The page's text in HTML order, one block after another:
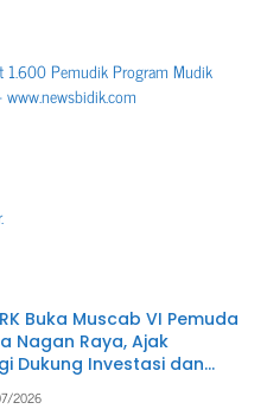
1.600 Pemudik Program Mudik
Buka Muscab VI Pemuda
Nagan Raya, Ajak
Dukung Investasi dan
Daerah
2026